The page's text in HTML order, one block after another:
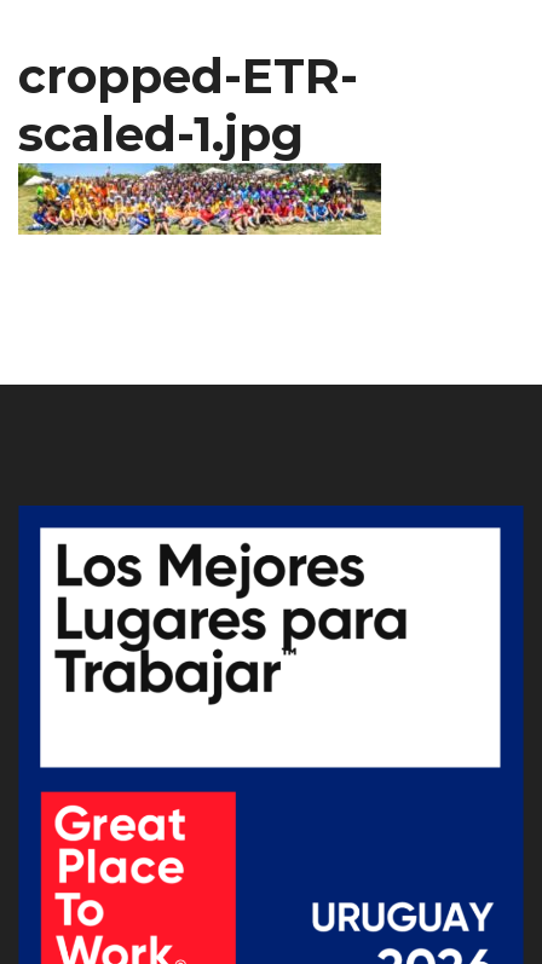
cropped-ETR-
scaled-1.jpg